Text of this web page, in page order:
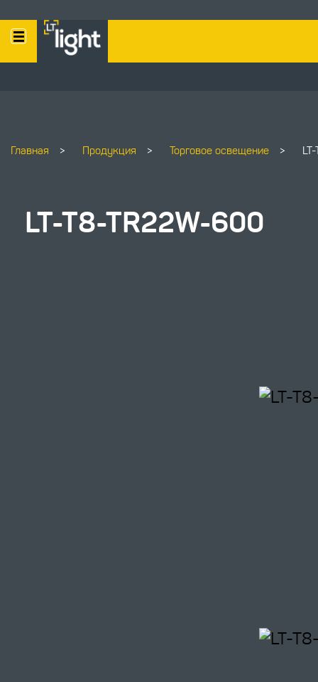
Главная > Продукция > Торговое освещение >
LT-T8-TR22W-600